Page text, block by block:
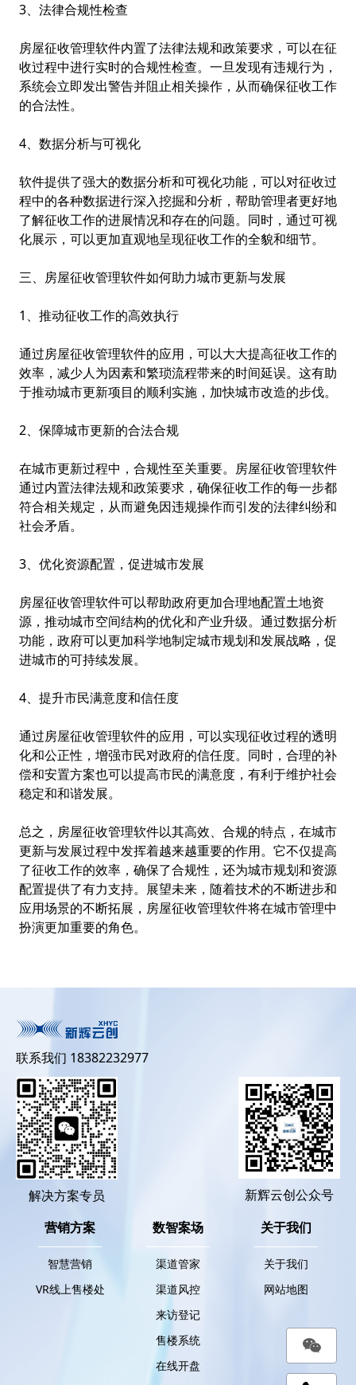
3、法律合规性检查
房屋征收管理软件内置了法律法规和政策要求，可以在征
收过程中进行实时的合规性检查。一旦发现有违规行为，
系统会立即发出警告并阻止相关操作，从而确保征收工作
的合法性。
4、数据分析与可视化
软件提供了强大的数据分析和可视化功能，可以对征收过
程中的各种数据进行深入挖掘和分析，帮助管理者更好地
了解征收工作的进展情况和存在的问题。同时，通过可视
化展示，可以更加直观地呈现征收工作的全貌和细节。
三、房屋征收管理软件如何助力城市更新与发展
1、推动征收工作的高效执行
通过房屋征收管理软件的应用，可以大大提高征收工作的
效率，减少人为因素和繁琐流程带来的时间延误。这有助
于推动城市更新项目的顺利实施，加快城市改造的步伐。
2、保障城市更新的合法合规
在城市更新过程中，合规性至关重要。房屋征收管理软件
通过内置法律法规和政策要求，确保征收工作的每一步都
符合相关规定，从而避免因违规操作而引发的法律纠纷和
社会矛盾。
3、优化资源配置，促进城市发展
房屋征收管理软件可以帮助政府更加合理地配置土地资
源，推动城市空间结构的优化和产业升级。通过数据分析
功能，政府可以更加科学地制定城市规划和发展战略，促
进城市的可持续发展。
4、提升市民满意度和信任度
通过房屋征收管理软件的应用，可以实现征收过程的透明
化和公正性，增强市民对政府的信任度。同时，合理的补
偿和安置方案也可以提高市民的满意度，有利于维护社会
稳定和和谐发展。
总之，房屋征收管理软件以其高效、合规的特点，在城市
更新与发展过程中发挥着越来越重要的作用。它不仅提高
了征收工作的效率，确保了合规性，还为城市规划和资源
配置提供了有力支持。展望未来，随着技术的不断进步和
应用场景的不断拓展，房屋征收管理软件将在城市管理中
扮演更加重要的角色。
联系我们 18382232977
解决方案专员
新辉云创公众号
营销方案
智慧营销
VR线上售楼处
数智案场
渠道管家
渠道风控
来访登记
售楼系统
在线开盘
关于我们
关于我们
网站地图